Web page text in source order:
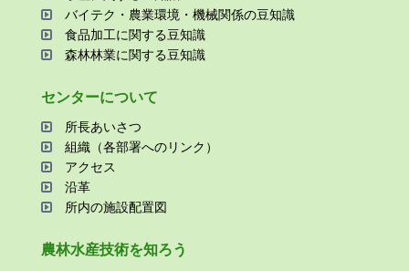
バイテク・農業環境・機械関係の⾖知識
⾷品加⼯に関する⾖知識
森林林業に関する⾖知識
センターについて
所⻑あいさつ
組織（各部署へのリンク）
アクセス
沿⾰
所内の施設配置図
農林⽔産技術を知ろう